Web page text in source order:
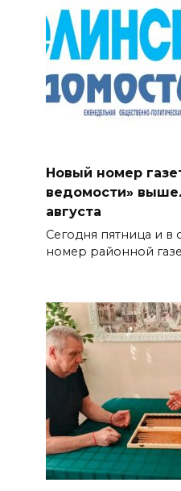
Новый номер
ведомости»
августа
Сегодня пятница и в
номер районной